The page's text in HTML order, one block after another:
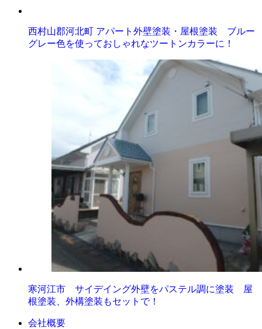
西村山郡河北町 アパート外壁塗装・屋根塗装 ブルー
グレー色を使っておしゃれなツートンカラーに！
寒河江市 サイデイング外壁をパステル調に塗装 屋
根塗装、外構塗装もセットで！
会社概要